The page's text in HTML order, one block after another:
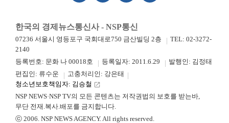
한국의 경제뉴스통신사 - NSP통신
07236 서울시 영등포구 국회대로750 금산빌딩 2층
TEL: 02-3272-
2140
등록번호: 문화 나 00018호
등록일자: 2011.6.29
발행인: 김정태
편집인: 류수운
고충처리인: 강은태
청소년보호책임자: 김승철 launch
NSP NEWS·NSP TV의 모든 콘텐츠는 저작권법의 보호를 받는바,
무단 전재.복사.배포를 금지합니다.
ⓒ 2006. NSP NEWS AGENCY. All rights reserved.